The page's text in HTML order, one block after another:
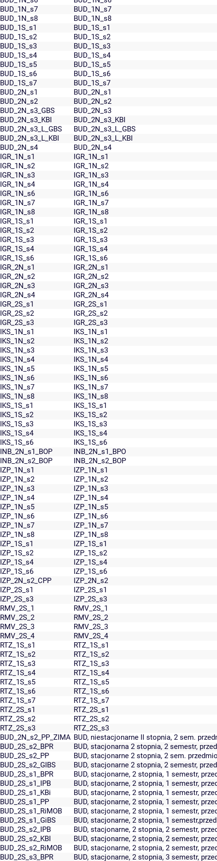
BUD_1N_s7
BUD_1N_s7
BUD_1N_s8
BUD_1N_s8
BUD_1S_s1
BUD_1S_s1
BUD_1S_s2
BUD_1S_s2
BUD_1S_s3
BUD_1S_s3
BUD_1S_s4
BUD_1S_s4
BUD_1S_s5
BUD_1S_s5
BUD_1S_s6
BUD_1S_s6
BUD_1S_s7
BUD_1S_s7
BUD_2N_s1
BUD_2N_s1
BUD_2N_s2
BUD_2N_s2
BUD_2N_s3_GBS
BUD_2N_s3
BUD_2N_s3_KBI
BUD_2N_s3_KBI
BUD_2N_s3_L_GBS
BUD_2N_s3_L_GBS
BUD_2N_s3_L_KBI
BUD_2N_s3_L_KBI
BUD_2N_s4
BUD_2N_s4
IGR_1N_s1
IGR_1N_s1
IGR_1N_s2
IGR_1N_s2
IGR_1N_s3
IGR_1N_s3
IGR_1N_s4
IGR_1N_s4
IGR_1N_s6
IGR_1N_s6
IGR_1N_s7
IGR_1N_s7
IGR_1N_s8
IGR_1N_s8
IGR_1S_s1
IGR_1S_s1
IGR_1S_s2
IGR_1S_s2
IGR_1S_s3
IGR_1S_s3
IGR_1S_s4
IGR_1S_s4
IGR_1S_s6
IGR_1S_s6
IGR_2N_s1
IGR_2N_s1
IGR_2N_s2
IGR_2N_s2
IGR_2N_s3
IGR_2N_s3
IGR_2N_s4
IGR_2N_s4
IGR_2S_s1
IGR_2S_s1
IGR_2S_s2
IGR_2S_s2
IGR_2S_s3
IGR_2S_s3
IKS_1N_s1
IKS_1N_s1
IKS_1N_s2
IKS_1N_s2
IKS_1N_s3
IKS_1N_s3
IKS_1N_s4
IKS_1N_s4
IKS_1N_s5
IKS_1N_s5
IKS_1N_s6
IKS_1N_s6
IKS_1N_s7
IKS_1N_s7
IKS_1N_s8
IKS_1N_s8
IKS_1S_s1
IKS_1S_s1
IKS_1S_s2
IKS_1S_s2
IKS_1S_s3
IKS_1S_s3
IKS_1S_s4
IKS_1S_s4
IKS_1S_s6
IKS_1S_s6
INB_2N_s1_BOP
INB_2N_s1_BPO
INB_2N_s2_BOP
INB_2N_s2_BOP
IZP_1N_s1
IZP_1N_s1
IZP_1N_s2
IZP_1N_s2
IZP_1N_s3
IZP_1N_s3
IZP_1N_s4
IZP_1N_s4
IZP_1N_s5
IZP_1N_s5
IZP_1N_s6
IZP_1N_s6
IZP_1N_s7
IZP_1N_s7
IZP_1N_s8
IZP_1N_s8
IZP_1S_s1
IZP_1S_s1
IZP_1S_s2
IZP_1S_s2
IZP_1S_s4
IZP_1S_s4
IZP_1S_s6
IZP_1S_s6
IZP_2N_s2_CPP
IZP_2N_s2
IZP_2S_s1
IZP_2S_s1
IZP_2S_s3
IZP_2S_s3
RMV_2S_1
RMV_2S_1
RMV_2S_2
RMV_2S_2
RMV_2S_3
RMV_2S_3
RMV_2S_4
RMV_2S_4
RTZ_1S_s1
RTZ_1S_s1
RTZ_1S_s2
RTZ_1S_s2
RTZ_1S_s3
RTZ_1S_s3
RTZ_1S_s4
RTZ_1S_s4
RTZ_1S_s5
RTZ_1S_s5
RTZ_1S_s6
RTZ_1S_s6
RTZ_1S_s7
RTZ_1S_s7
RTZ_2S_s1
RTZ_2S_s1
RTZ_2S_s2
RTZ_2S_s2
RTZ_2S_s3
RTZ_2S_s3
BUD_2N_s2_PP_ZIMA BUD, niestacjonarne II stopnia, 2 sem.
BUD_2S_s2_BPR
BUD, stacjonarna 2 stopnia, 2 semestr,
BUD_2S_s2_PP
BUD, stacjonarne 2 stopnia, 2 sem.
BUD_2S_s2_GIBS
BUD, stacjonarne 2 stopnia, 2 semestr,
BUD_2S_s1_BPR
BUD, stacjonarne, 2 stopnia, 1 semestr,
BUD_2S_s1_IPB
BUD, stacjonarne, 2 stopnia, 1 semestr,
BUD_2S_s1_KBi
BUD, stacjonarne, 2 stopnia, 1 semestr,
BUD_2S_s1_PP
BUD, stacjonarne, 2 stopnia, 1 semestr,
BUD_2S_s1_RiMOB
BUD, stacjonarne, 2 stopnia, 1 semestr,
BUD_2S_s1_GiBS
BUD, stacjonarne, 2 stopnia, 1
BUD_2S_s2_IPB
BUD, stacjonarne, 2 stopnia, 2 semestr,
BUD_2S_s2_KBI
BUD, stacjonarne, 2 stopnia, 2 semestr,
BUD_2S_s2_RiMOB
BUD, stacjonarne, 2 stopnia, 2 semestr,
BUD_2S_s3_BPR
BUD, stacjonarne, 2 stopnia, 3 semestr,